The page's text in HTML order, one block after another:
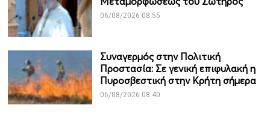
06/08/2026 08:55
Συναγερμός στην Πολιτική
Προστασία: Σε γενική επιφυλακή η
Πυροσβεστική στην Κρήτη σήμερα
06/08/2026 08:40